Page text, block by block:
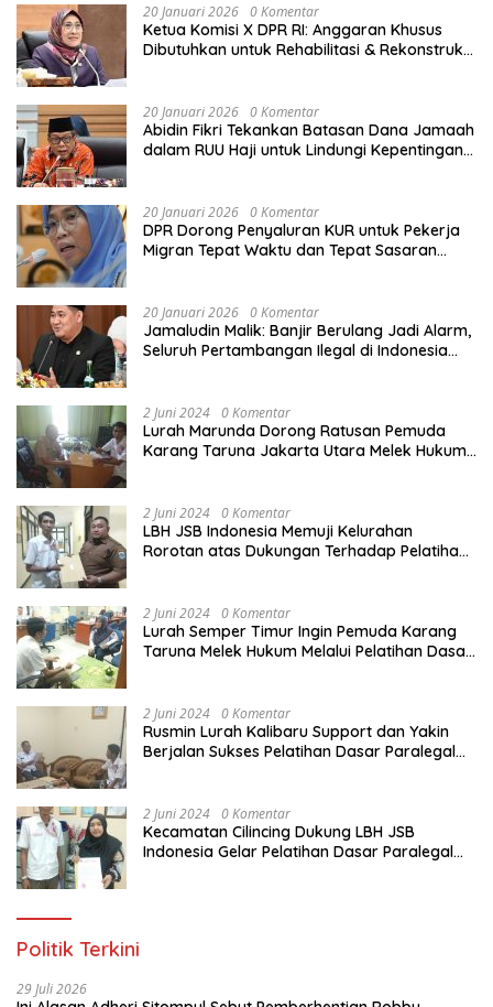
20 Januari 2026 0 Komentar
Ketua Komisi X DPR RI: Anggaran Khusus
Dibutuhkan untuk Rehabilitasi & Rekonstruksi
20 Januari 2026 0 Komentar
Abidin Fikri Tekankan Batasan Dana Jamaah
dalam RUU Haji untuk Lindungi Kepentingan
20 Januari 2026 0 Komentar
DPR Dorong Penyaluran KUR untuk Pekerja
Migran Tepat Waktu dan Tepat Sasaran
20 Januari 2026 0 Komentar
Jamaludin Malik: Banjir Berulang Jadi Alarm,
Seluruh Pertambangan Ilegal di Indonesia
2 Juni 2024 0 Komentar
Lurah Marunda Dorong Ratusan Pemuda
Karang Taruna Jakarta Utara Melek Hukum
2 Juni 2024 0 Komentar
LBH JSB Indonesia Memuji Kelurahan
Rorotan atas Dukungan Terhadap Pelatihan
2 Juni 2024 0 Komentar
Lurah Semper Timur Ingin Pemuda Karang
Taruna Melek Hukum Melalui Pelatihan Dasar
2 Juni 2024 0 Komentar
Rusmin Lurah Kalibaru Support dan Yakin
Berjalan Sukses Pelatihan Dasar Paralegal
2 Juni 2024 0 Komentar
Kecamatan Cilincing Dukung LBH JSB
Indonesia Gelar Pelatihan Dasar Paralegal
Politik Terkini
29 Juli 2026